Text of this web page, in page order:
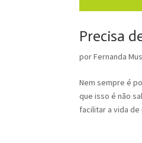
Precisa
porFernanda
Nem sempre é
que isso é não
facilitar a vida de